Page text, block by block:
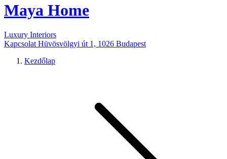
Maya Home
Luxury Interiors
Kapcsolat Hüvösvölgyi út 1, 1026 Budapest
Kezdőlap